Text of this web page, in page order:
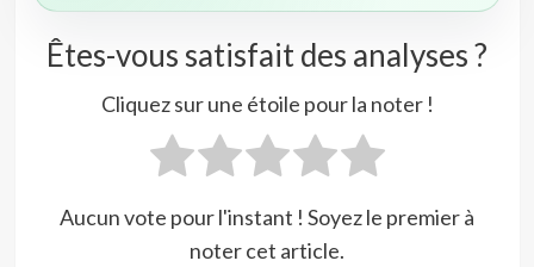
Êtes-vous satisfait des analyses ?
Cliquez sur une étoile pour la noter !
Aucun vote pour l'instant ! Soyez le premier à
noter cet article.